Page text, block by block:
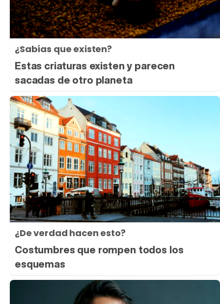
¿Sabías que existen?
Estas criaturas existen y parecen
sacadas de otro planeta
¿De verdad hacen esto?
Costumbres que rompen todos los
esquemas